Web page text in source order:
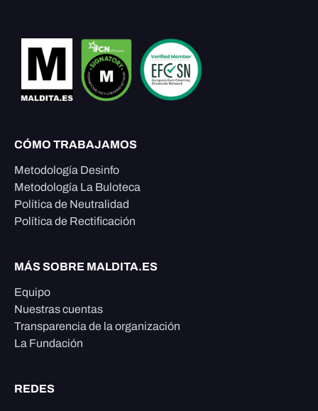
CÓMO TRABAJAMOS
Metodología Desinfo
Metodología La Buloteca
Política de Neutralidad
Política de Rectificación
MÁS SOBRE MALDITA.ES
Equipo
Nuestras cuentas
Transparencia de la organización
La Fundación
REDES